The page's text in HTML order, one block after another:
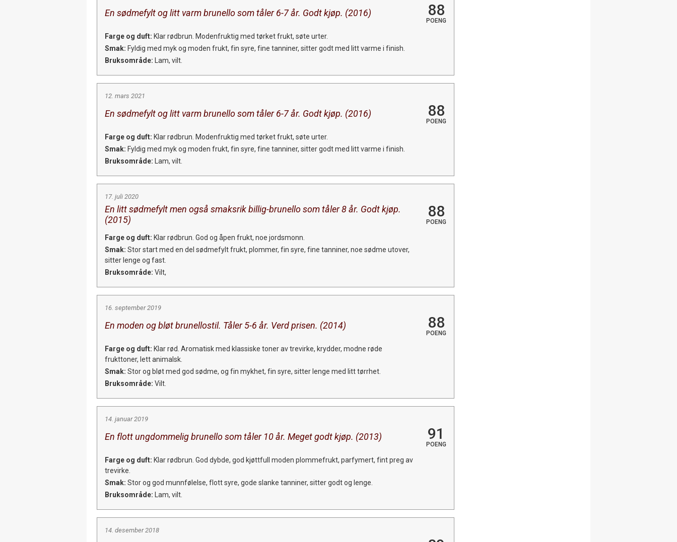
En sødmefylt og litt varm brunello som tåler 6-7 år. Godt kjøp. (2016) 88
POENG
Farge og duft: Klar rødbrun. Modenfruktig med tørket frukt, søte urter.
Smak: Fyldig med myk og moden frukt, fin syre, fine tanniner, sitter godt med litt varme i finish.
Bruksområde: Lam, vilt.
12. mars 2021
En sødmefylt og litt varm brunello som tåler 6-7 år. Godt kjøp. (2016) 88
POENG
Farge og duft: Klar rødbrun. Modenfruktig med tørket frukt, søte urter.
Smak: Fyldig med myk og moden frukt, fin syre, fine tanniner, sitter godt med litt varme i finish.
Bruksområde: Lam, vilt.
17. juli 2020
En litt sødmefylt men også smaksrik billig-brunello som tåler 8 år. Godt kjøp.
(2015)
88
POENG
Farge og duft: Klar rødbrun. God og åpen frukt, noe jordsmonn.
Smak: Stor start med en del sødmefylt frukt, plommer, fin syre, fine tanniner, noe sødme utover,
sitter lenge og fast.
Bruksområde: Vilt,
16. september 2019
En moden og bløt brunellostil. Tåler 5-6 år. Verd prisen. (2014) 88
POENG
Farge og duft: Klar rød. Aromatisk med klassiske toner av trevirke, krydder, modne røde
frukttoner, lett animalsk.
Smak: Stor og bløt med god sødme, og fin mykhet, fin syre, sitter lenge med litt tørrhet.
Bruksområde: Vilt.
14. januar 2019
En flott ungdommelig brunello som tåler 10 år. Meget godt kjøp. (2013) 91
POENG
Farge og duft: Klar rødbrun. God dybde, god kjøttfull moden plommefrukt, parfymert, fint preg av
trevirke.
Smak: Stor og god munnfølelse, flott syre, gode slanke tanniner, sitter godt og lenge.
Bruksområde: Lam, vilt.
14. desember 2018